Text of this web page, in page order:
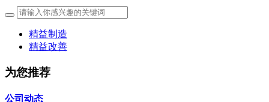
精益制造
精益改善
为您推荐
公司动态